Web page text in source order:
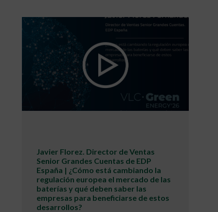
Javier Florez. Director de Ventas
Senior Grandes Cuentas de EDP
España | ¿Cómo está cambiando la
regulación europea el mercado de las
baterías y qué deben saber las
empresas para beneficiarse de estos
desarrollos?